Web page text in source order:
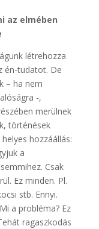
az elmében
létrehozza
én-tudatot. De
– ha nem
-,
merülnek
történések
hozzáállás:
a
Csak
Ez minden. Pl.
stb. Ennyi.
a probléma? Ez
ragaszkodás